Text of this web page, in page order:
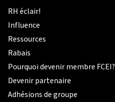
RH éclair!
Influence
Ressources
Rabais
Pourquoi devenir membre FCEI?
Devenir partenaire
Adhésions de groupe